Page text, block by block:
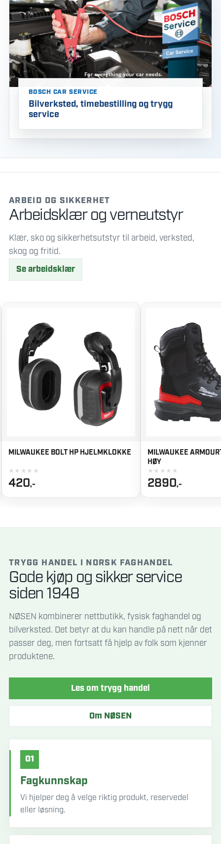
BOSCH CAR SERVICE
Bilverksted, timebestilling og trygg
service
ARBEID OG SIKKERHET
Arbeidsklær og verneutstyr
Klær, sko og sikkerhetsutstyr til arbeid, verksted,
skog og fritid.
Se arbeidsklær
MILWAUKEE ARMOURTRED S7S SKO
★★★★★
2890,-
MILWAUKEE T-
★★★★★
489,-
TRYGG HANDEL I NORSK FAGHANDEL
Gode kjøp og sikker service
siden 1948
NØSEN kombinerer nettbutikk, fysisk faghandel og
bilverksted. Det betyr at du kan handle på nett når det
passer deg, men fortsatt få hjelp av folk som kjenner
produktene.
Les om trygg handel
Om NØSEN
01
Fagkunnskap
Vi hjelper deg å velge riktig produkt, reservedel
eller løsning.